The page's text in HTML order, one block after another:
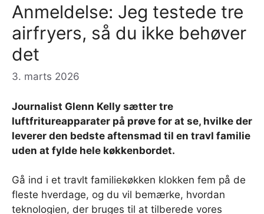
Anmeldelse: Jeg testede tre
airfryers, så du ikke behøver
det
3. marts 2026
Journalist Glenn Kelly sætter tre
luftfritureapparater på prøve for at se, hvilke der
leverer den bedste aftensmad til en travl familie
uden at fylde hele køkkenbordet.
Gå ind i et travlt familiekøkken klokken fem på de
fleste hverdage, og du vil bemærke, hvordan
teknologien, der bruges til at tilberede vores